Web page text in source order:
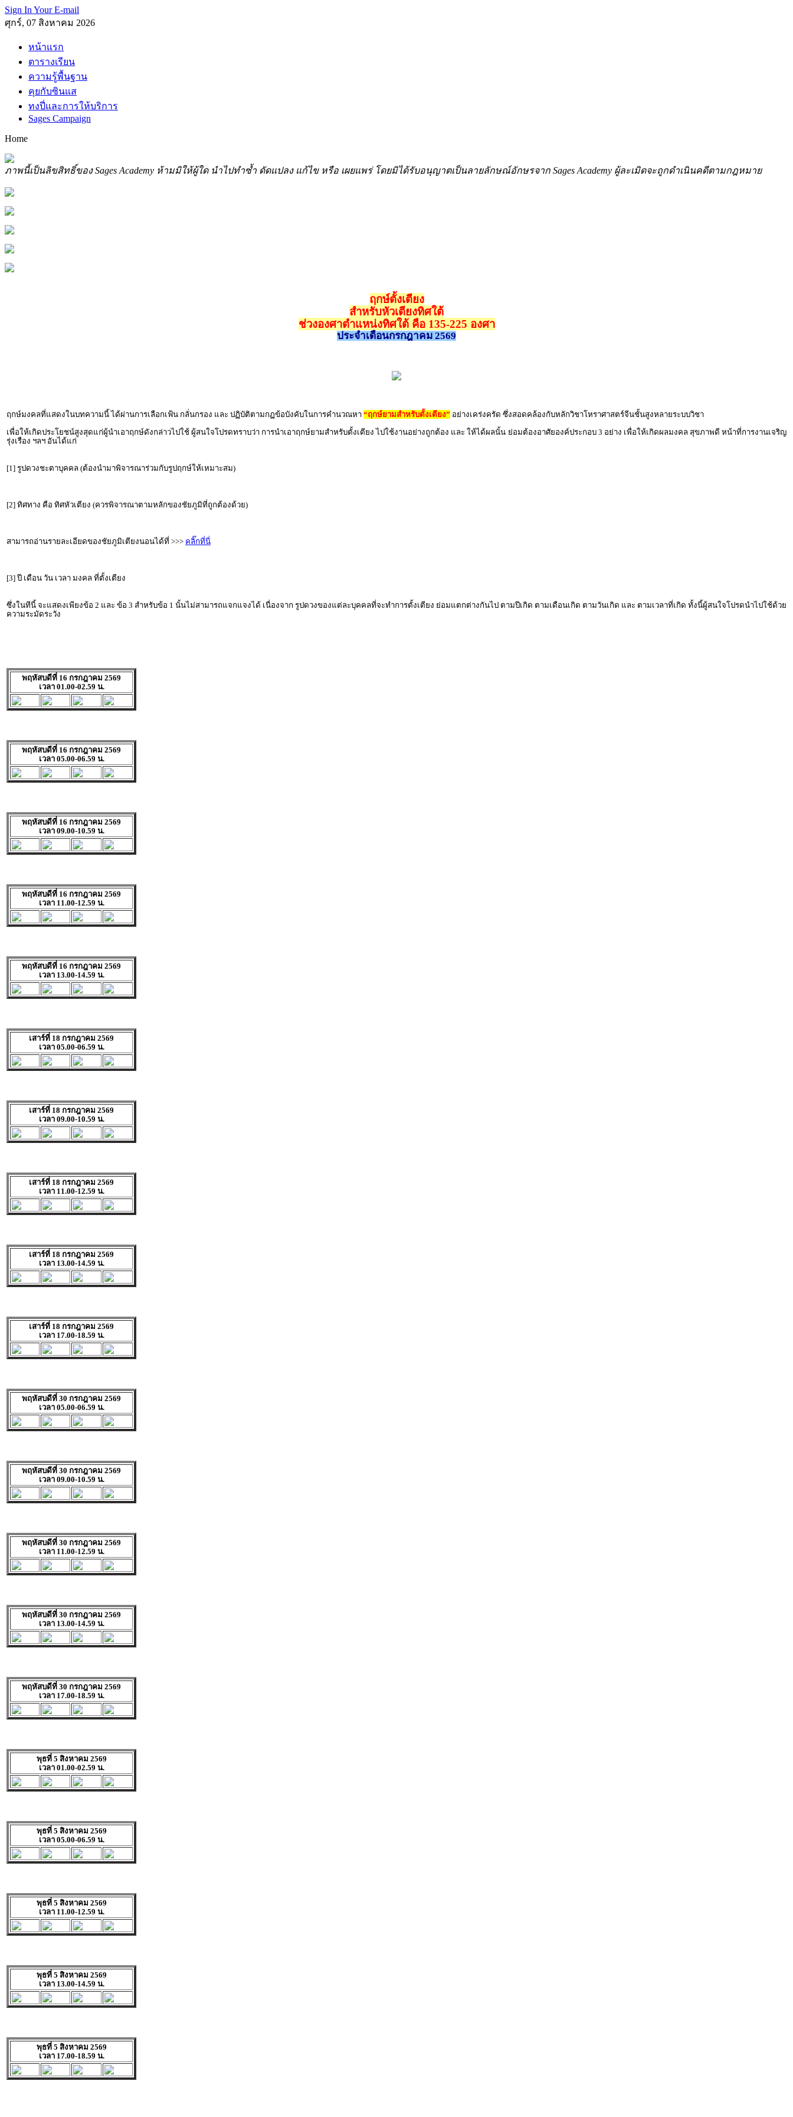
Sign In Your E-mail
ศุกร์, 07 สิงหาคม 2026
หน้าแรก
ตารางเรียน
ความรู้พื้นฐาน
คุยกับซินแส
ทงปี่และการให้บริการ
Sages Campaign
Home
ภาพนี้เป็นลิขสิทธิ์ของ Sages Academy ห้ามมิให้ผู้ใด นำไปทำซ้ำ ดัดแปลง แก้ไข หรือ เผยแพร่ โดยมิได้รับอนุญาตเป็นลายลักษณ์อักษรจาก Sages Academy ผู้ละเมิดจะถูกดำเนินคดีตามกฎหมาย
ฤกษ์ตั้งเตียง
สำหรับหัวเตียงทิศใต้
ช่วงองศาตำแหน่งทิศใต้ คือ 135-225 องศา
ประจำเดือนกรกฎาคม 2569
ฤกษ์มงคลที่แสดงในบทความนี้ ได้ผ่านการเลือกเฟ้น กลั่นกรอง และ ปฏิบัติตามกฏข้อบังคับในการคำนวณหา “ฤกษ์ยามสำหรับตั้งเตียง” อย่างเคร่งครัด ซึ่งสอดคล้องกับหลักวิชาโหราศาสตร์จีนชั้นสูงหลายระบบวิชา
เพื่อให้เกิดประโยชน์สูงสุดแก่ผู้นำเอาฤกษ์ดังกล่าวไปใช้ ผู้สนใจโปรดทราบว่า การนำเอาฤกษ์ยามสำหรับตั้งเตียง ไปใช้งานอย่างถูกต้อง และ ให้ได้ผลนั้น ย่อมต้องอาศัยองค์ประกอบ 3 อย่าง เพื่อให้เกิดผลมงคล สุขภาพดี หน้าที่การงานเจริญ
รุ่งเรือง ฯลฯ อันได้แก่
[1] รูปดวงชะตาบุคคล (ต้องนำมาพิจารณาร่วมกับรูปฤกษ์ให้เหมาะสม)
[2] ทิศทาง คือ ทิศหัวเตียง (ควรพิจารณาตามหลักของชัยภูมิที่ถูกต้องด้วย)
สามารถอ่านรายละเอียดของชัยภูมิเตียงนอนได้ที่ >>> คลิ๊กที่นี่
[3] ปี เดือน วัน เวลา มงคล ที่ตั้งเตียง
ซึ่งในทีนี้ จะแสดงเพียงข้อ 2 และ ข้อ 3 สำหรับข้อ 1 นั้นไม่สามารถแจกแจงได้ เนื่องจาก รูปดวงของแต่ละบุคคลที่จะทำการตั้งเตียง ย่อมแตกต่างกันไป ตามปีเกิด ตามเดือนเกิด ตามวันเกิด และ ตามเวลาที่เกิด ทั้งนี้ผู้สนใจโปรดนำไปใช้ด้วย
ความระมัดระวัง
พฤหัสบดีที่ 16 กรกฎาคม 2569
เวลา 01.00-02.59 น.
พฤหัสบดีที่ 16 กรกฎาคม 2569
เวลา 05.00-06.59 น.
พฤหัสบดีที่ 16 กรกฎาคม 2569
เวลา 09.00-10.59 น.
พฤหัสบดีที่ 16 กรกฎาคม 2569
เวลา 11.00-12.59 น.
พฤหัสบดีที่ 16 กรกฎาคม 2569
เวลา 13.00-14.59 น.
เสาร์ที่ 18 กรกฎาคม 2569
เวลา 05.00-06.59 น.
เสาร์ที่ 18 กรกฎาคม 2569
เวลา 09.00-10.59 น.
เสาร์ที่ 18 กรกฎาคม 2569
เวลา 11.00-12.59 น.
เสาร์ที่ 18 กรกฎาคม 2569
เวลา 13.00-14.59 น.
เสาร์ที่ 18 กรกฎาคม 2569
เวลา 17.00-18.59 น.
พฤหัสบดีที่ 30 กรกฎาคม 2569
เวลา 05.00-06.59 น.
พฤหัสบดีที่ 30 กรกฎาคม 2569
เวลา 09.00-10.59 น.
พฤหัสบดีที่ 30 กรกฎาคม 2569
เวลา 11.00-12.59 น.
พฤหัสบดีที่ 30 กรกฎาคม 2569
เวลา 13.00-14.59 น.
พฤหัสบดีที่ 30 กรกฎาคม 2569
เวลา 17.00-18.59 น.
พุธที่ 5 สิงหาคม 2569
เวลา 01.00-02.59 น.
พุธที่ 5 สิงหาคม 2569
เวลา 05.00-06.59 น.
พุธที่ 5 สิงหาคม 2569
เวลา 11.00-12.59 น.
พุธที่ 5 สิงหาคม 2569
เวลา 13.00-14.59 น.
พุธที่ 5 สิงหาคม 2569
เวลา 17.00-18.59 น.